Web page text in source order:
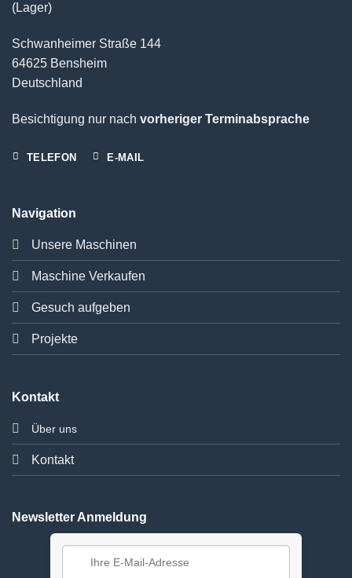
(Lager)
Schwanheimer Straße 144
64625 Bensheim
Deutschland
Besichtigung nur nach vorheriger Terminabsprache
TELEFON E-MAIL
Navigation
Unsere Maschinen
Maschine Verkaufen
Gesuch aufgeben
Projekte
Kontakt
Über uns
Kontakt
Newsletter Anmeldung